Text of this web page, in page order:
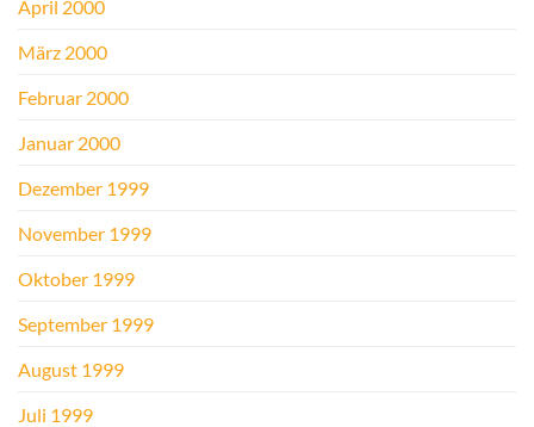
April 2000
März 2000
Februar 2000
Januar 2000
Dezember 1999
November 1999
Oktober 1999
September 1999
August 1999
Juli 1999